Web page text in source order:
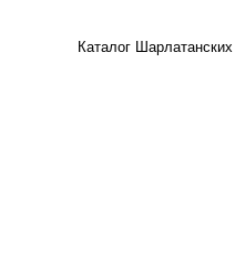
Каталог